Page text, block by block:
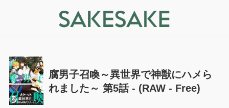
腐男子召喚～異世界で神獣にハメら
れました～ 第5話 - (RAW - Free)